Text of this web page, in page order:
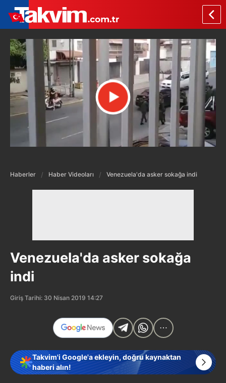
Haberler Haber Videoları Venezuela'da asker sokağa indi
Venezuela'da asker sokağa
indi
Giriş Tarihi: 30 Nisan 2019 14:27
Takvim'i Google'a ekleyin, doğru kaynaktan
haberi alın!